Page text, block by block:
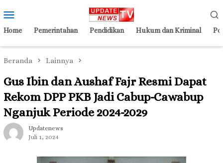
ke
kontenMobile
Home Pemerintahan Pendidikan Hukum dan Kriminal
Beranda Lainnya
Gus Ibin dan Aushaf Fajr Resmi Dapat
Rekom DPP PKB Jadi Cabup-Cawabup
Nganjuk Periode 2024-2029
Updatenews
Juli 1, 2024